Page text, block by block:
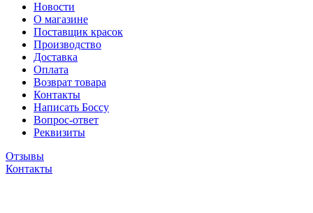
Новости
О магазине
Поставщик красок
Производство
Доставка
Оплата
Возврат товара
Контакты
Написать Боссу
Вопрос-ответ
Реквизиты
Отзывы
Контакты